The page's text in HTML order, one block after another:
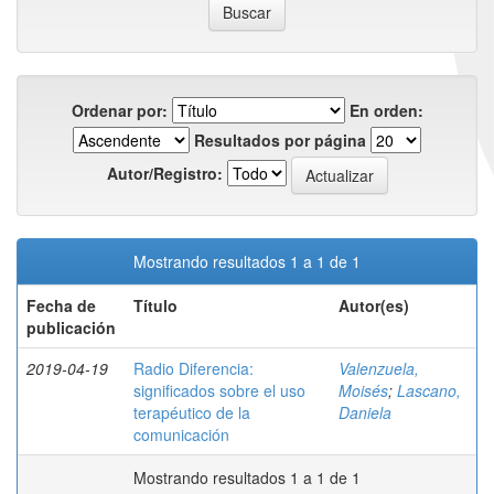
Ordenar por:
En orden:
Resultados por página
Autor/Registro:
Mostrando resultados 1 a 1 de 1
Fecha de
publicación
Título Autor(es)
2019-04-19
Radio Diferencia:
significados sobre el uso
terapéutico de la
comunicación
Valenzuela,
Moisés; Lascano,
Daniela
Mostrando resultados 1 a 1 de 1